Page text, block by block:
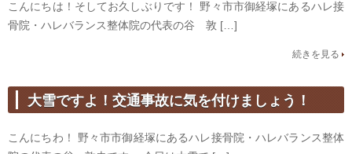
こんにちは！そしてお久しぶりです！ 野々市市御経塚にあるハレ接
骨院・ハレバランス整体院の代表の谷 敦 […]
続きを見る
大雪ですよ！交通事故に気を付けましょう！
こんにちわ！ 野々市市御経塚にあるハレ接骨院・ハレバランス整体